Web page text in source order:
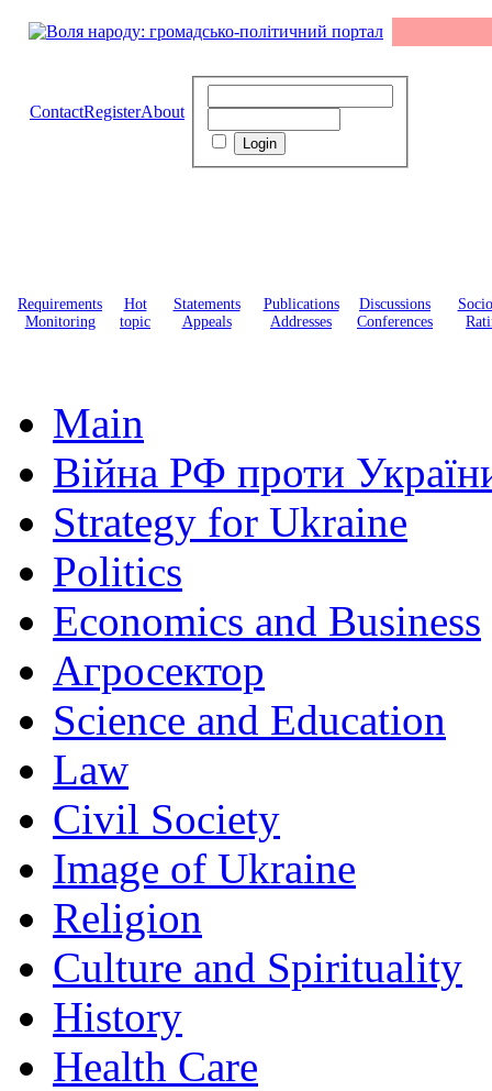
ContactRegisterAbout
Requirements
Monitoring
Hot
topic
Statements
Appeals
Publications
Addresses
Discussions
Conferences
Main
Війна РФ проти
Strategy for Ukraine
Politics
Economics and Business
Агросектор
Science and Education
Law
Civil Society
Image of Ukraine
Religion
Culture and Spirituality
History
Health Care